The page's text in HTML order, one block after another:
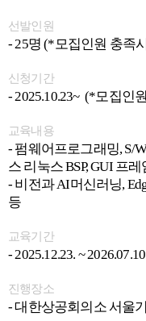
선발인원
- 25명 (*모집인원 충족
신청기간
- 2025.10.23~ (*모집인
교육내용
- 펌웨어프로그래밍, S/
스 리눅스 BSP, GUI 프
- 비전과 AI머신러닝,
등
교육기간
- 2025.12.23. ~
진행장소
- 대한상공회의소 서울